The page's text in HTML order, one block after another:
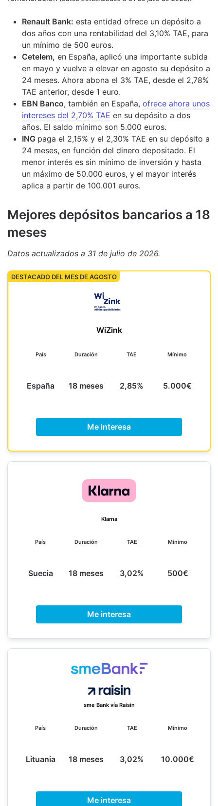
Renault Bank: esta entidad ofrece un depósito a
dos años con una rentabilidad del 3,10% TAE, para
un mínimo de 500 euros.
Cetelem, en España, aplicó una importante subida
en mayo y vuelve a elevar en agosto su depósito a
24 meses. Ahora abona el 3% TAE, desde el 2,78%
TAE anterior, desde 1 euro.
EBN Banco, también en España, ofrece ahora unos
intereses del 2,70% TAE en su depósito a dos
años. El saldo mínimo son 5.000 euros.
ING paga el 2,15% y el 2,30% TAE en su depósito a
24 meses, en función del dinero depositado. El
menor interés es sin mínimo de inversión y hasta
un máximo de 50.000 euros, y el mayor interés
aplica a partir de 100.001 euros.
Mejores depósitos bancarios a 18
meses
Datos actualizados a 31 de julio de 2026.
DESTACADO DEL MES DE AGOSTO
WiZink
País
España
Duración
18 meses
TAE
2,85%
Mínimo
5.000€
Me interesa
Klarna
País
Suecia
Duración
18 meses
TAE
3,02%
Mínimo
500€
Me interesa
sme Bank vía Raisin
País
Lituania
Duración
18 meses
TAE
3,02%
Mínimo
10.000€
Me interesa